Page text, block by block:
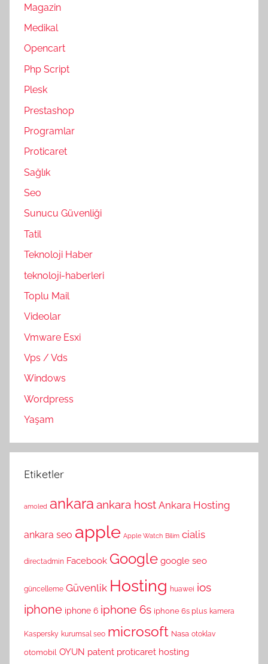
Magazin
Medikal
Opencart
Php Script
Plesk
Prestashop
Programlar
Proticaret
Sağlık
Seo
Sunucu Güvenliği
Tatil
Teknoloji Haber
teknoloji-haberleri
Toplu Mail
Videolar
Vmware Esxi
Vps / Vds
Windows
Wordpress
Yaşam
Etiketler
amoled ankara ankara host Ankara Hosting
ankara seo apple Apple Watch Bilim cialis
directadmin Facebook Google google seo
güncelleme Güvenlik Hosting huawei ios
iphone iphone 6 iphone 6s iphone 6s plus kamera
Kaspersky kurumsal seo microsoft Nasa otoklav
otomobil OYUN patent proticaret hosting